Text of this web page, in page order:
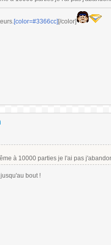
[color=#3366cc] [/color]
à 10000 parties je l'ai pas
bout !